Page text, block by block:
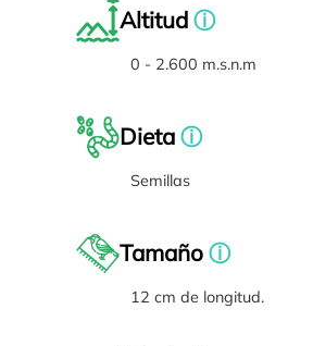
Altitud ⓘ
0 - 2.600 m.s.n.m
Dieta ⓘ
Semillas
Tamaño ⓘ
12 cm de longitud.